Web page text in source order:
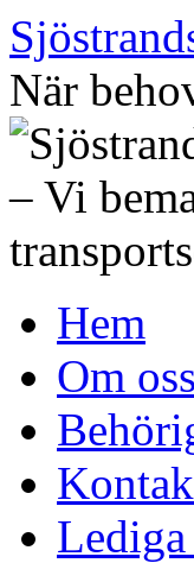
Hoppa
till
innehåll
När
Hem
Om oss